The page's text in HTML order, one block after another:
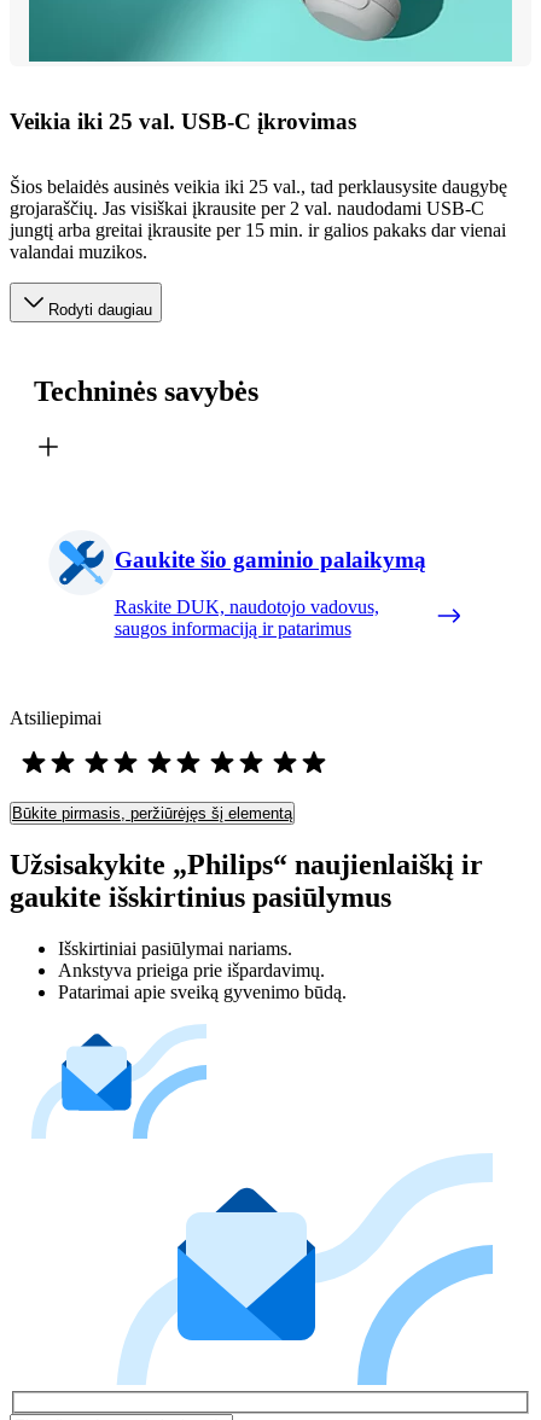
Veikia iki 25 val. USB-C įkrovimas
Šios belaidės ausinės veikia iki 25 val., tad perklausysite daugybę
grojaraščių. Jas visiškai įkrausite per 2 val. naudodami USB-C
jungtį arba greitai įkrausite per 15 min. ir galios pakaks dar vienai
valandai muzikos.
Rodyti daugiau
Techninės savybės
Gaukite šio gaminio palaikymą
Raskite DUK, naudotojo vadovus,
saugos informaciją ir patarimus
Atsiliepimai
Būkite pirmasis, peržiūrėjęs šį elementą
Užsisakykite „Philips“ naujienlaiškį ir
gaukite išskirtinius pasiūlymus
Išskirtiniai pasiūlymai nariams.
Ankstyva prieiga prie išpardavimų.
Patarimai apie sveiką gyvenimo būdą.